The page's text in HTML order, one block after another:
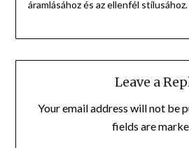
áramlásához és az ellenfél stílusához.
Leave a
Your email address will not be
fields are